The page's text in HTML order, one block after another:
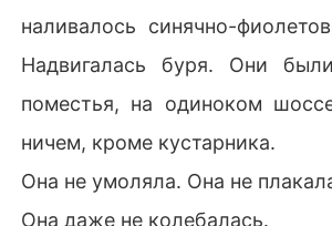
наливалось синячно-
Надвигалась буря. Они
поместья, на одиноком
ничем, кроме кустарника.
Она не умоляла. Она не
Она даже не колебалась.